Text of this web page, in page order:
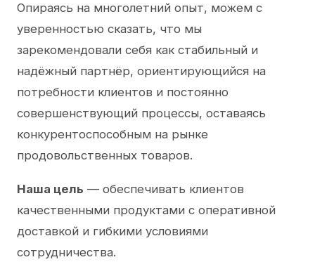
Опираясь на многолетний опыт, можем с
уверенностью сказать, что мы
зарекомендовали себя как стабильный и
надёжный партнёр, ориентирующийся на
потребности клиентов и постоянно
совершенствующий процессы, оставаясь
конкурентоспособным на рынке
продовольственных товаров.
Наша цель — обеспечивать клиентов
качественными продуктами с оперативной
доставкой и гибкими условиями
сотрудничества.